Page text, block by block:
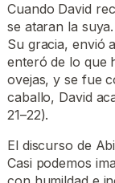
Cuando David
se ataran la
Su gracia, envió
enteró de lo que
ovejas, y se fue
caballo, David
21–22).
El discurso de
Casi podemos